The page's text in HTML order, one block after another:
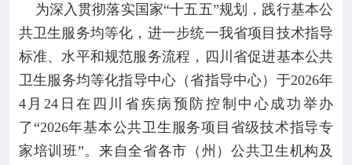
科研培训 
科普园地 
学术期刊
为深入贯彻落实国家“十五五”规划，践行基本公
共卫生服务均等化，进一步统一我省项目技术指导
标准、水平和规范服务流程，四川省促进基本公共
卫生服务均等化指导中心（省指导中心）于2026年
4月24日在四川省疾病预防控制中心成功举办
了“2026年基本公共卫生服务项目省级技术指导专
家培训班”。来自全省各市（州）公共卫生机构及